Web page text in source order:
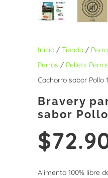
Inicio/ Tienda/
Perros / Pellets
Cachorro sabor Pollo
Bravery
sabor Pollo
$
Alimento 100% libre